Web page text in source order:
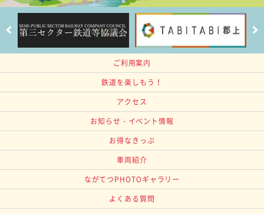
ご利用案内
鉄道を楽しもう！
アクセス
お知らせ・イベント情報
お得なきっぷ
車両紹介
ながてつPHOTOギャラリー
よくある質問